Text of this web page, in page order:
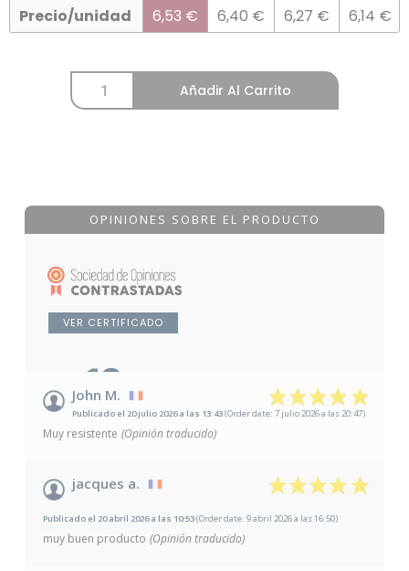
Precio/unidad
6,53 €
6,40 €
6,27 €
6,14 €
Añadir Al Carrito
OPINIONES SOBRE EL PRODUCTO
VER CERTIFICADO
10 /10
John M.
Publicado el 20 julio 2026 a las 13:43(Order date: 7 julio 2026 a las 20:47)
Muy resistente (Opinión traducido)
jacques a.
Publicado el 20 abril 2026 a las 10:53(Order date: 9 abril 2026 a las 16:50)
muy buen producto (Opinión traducido)